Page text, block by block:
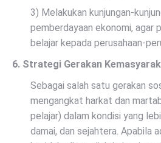
3) Melakukan kunjungan-
pemberdayaan ekonomi, agar
belajar kepada perusahaan-
6. Strategi Gerakan
Sebagai salah satu gerakan
mengangkat harkat dan
pelajar) dalam kondisi yang
damai, dan sejahtera. Apabila